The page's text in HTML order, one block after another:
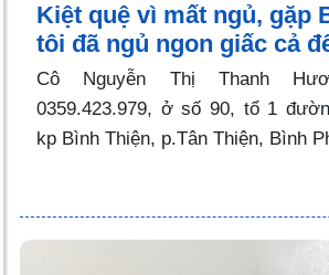
Kiệt quệ vì mất ngủ, gặp
tôi đã ngủ ngon giấc cả
Cô Nguyễn Thị Thanh
0359.423.979, ở số 90, tổ 1
kp Bình Thiện, p.Tân Thiện, Bình